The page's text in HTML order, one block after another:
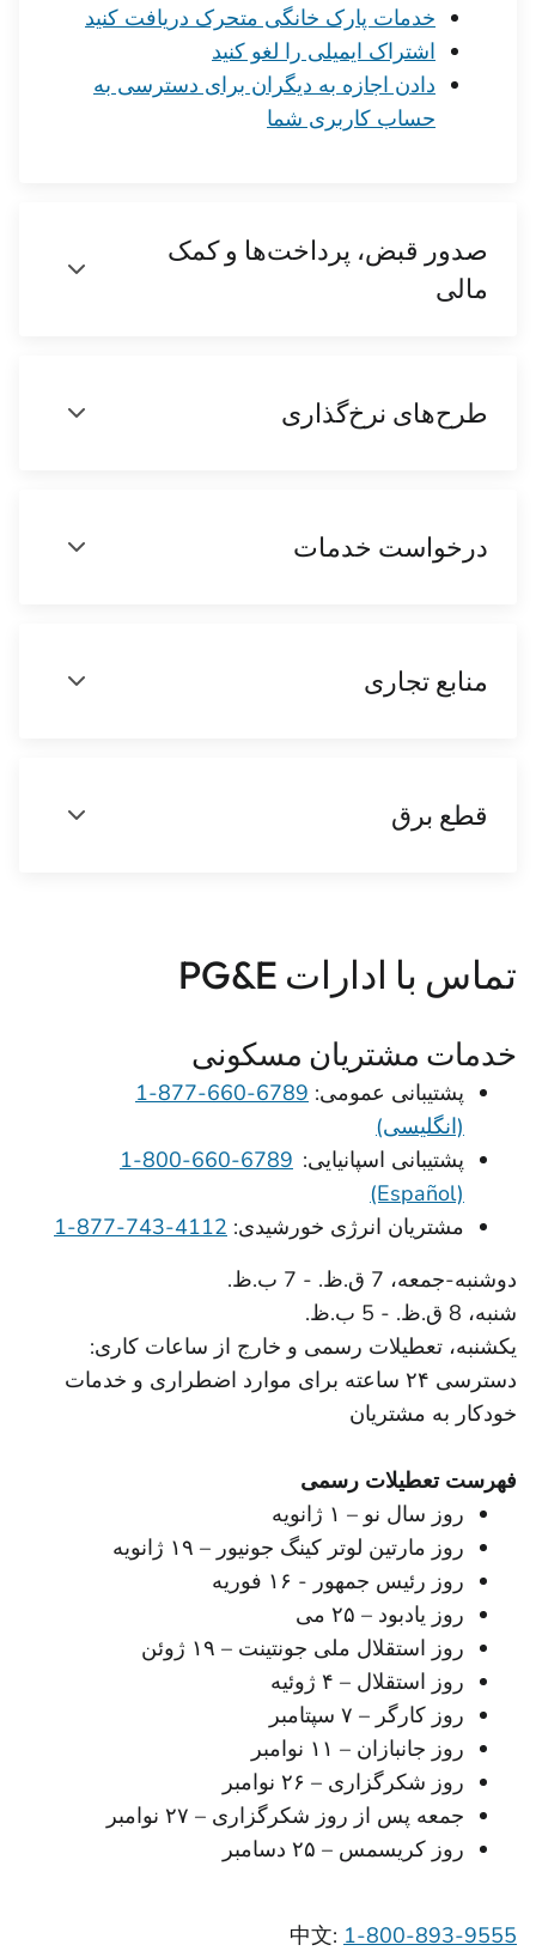
خدمات پارک خانگی متحرک دریافت کنید
اشتراک ایمیلی را لغو کنید
دادن اجازه به دیگران برای دسترسی به
حساب کاربری شما
صدور قبض، پرداخت‌ها و کمک
مالی
طرح‌های نرخ‌گذاری
درخواست‌ خدمات
منابع تجاری
قطع برق
تماس با ادارات PG&E
خدمات مشتریان مسکونی
پشتیبانی عمومی: ‎1-877-660-6789
(انگلیسی)
پشتیبانی اسپانیایی: ‎1-800-660-6789
(Español)
مشتریان انرژی خورشیدی: ‎1-877-743-4112
دوشنبه-جمعه، 7 ق.ظ. - 7 ب.ظ.
شنبه، 8 ق.ظ. - 5 ب.ظ.
یکشنبه‌، تعطیلات رسمی و خارج از ساعات کاری:
دسترسی ۲۴ ساعته برای موارد اضطراری و خدمات
خودکار به مشتریان
فهرست تعطیلات رسمی
روز سال نو – ۱ ژانویه
روز مارتین لوتر کینگ جونیور – ۱۹ ژانویه
روز رئیس جمهور - ۱۶ فوریه
روز یادبود – ۲۵ می
روز استقلال ملی جونتینت – ۱۹ ژوئن
روز استقلال – ۴ ژوئیه
روز کارگر – ۷ سپتامبر
روز جانبازان – ۱۱ نوامبر
روز شکرگزاری – ۲۶ نوامبر
جمعه پس از روز شکرگزاری – ۲۷ نوامبر
روز کریسمس – ۲۵ دسامبر
中文: 1-800-893-9555